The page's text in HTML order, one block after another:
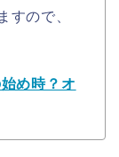
すので、
め時？オ